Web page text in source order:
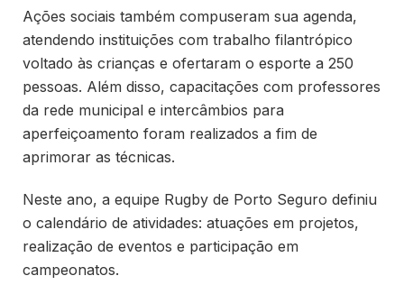
Ações sociais também compuseram sua agenda,
atendendo instituições com trabalho filantrópico
voltado às crianças e ofertaram o esporte a 250
pessoas. Além disso, capacitações com professores
da rede municipal e intercâmbios para
aperfeiçoamento foram realizados a fim de
aprimorar as técnicas.
Neste ano, a equipe Rugby de Porto Seguro definiu
o calendário de atividades: atuações em projetos,
realização de eventos e participação em
campeonatos.